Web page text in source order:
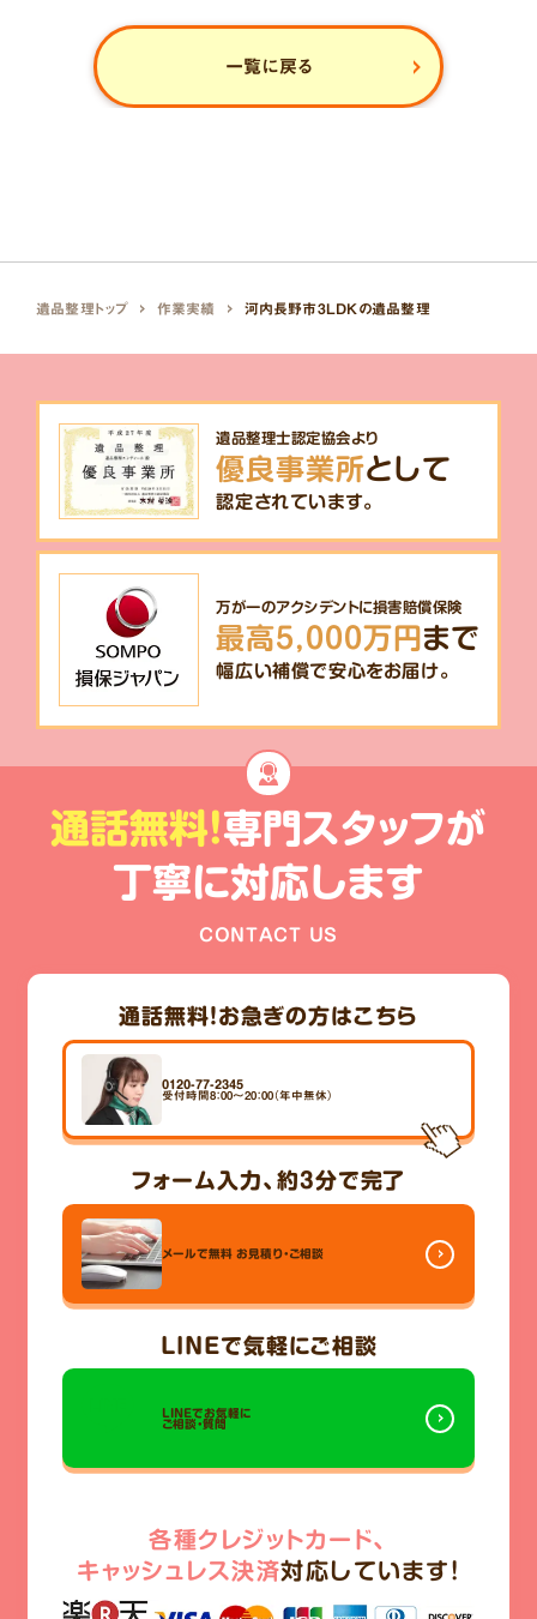
一覧に戻る
遺品整理トップ 作業実績 河内長野市3LDKの遺品整理
遺品整理士認定協会より
優良事業所として
認定されています。
万が一のアクシデントに損害賠償保険
最高5,000万円まで
幅広い補償で安心をお届け。
通話無料!専門スタッフが
丁寧に対応します
CONTACT US
通話無料！お急ぎの方はこちら
0120-77-2345
受付時間8：00～20：00（年中無休）
フォーム入力、 約3分で完了
メールで無料 お見積り・ご相談
LINEで気軽にご相談
LINEでお気軽に
ご相談・質問
各種クレジットカード、
キャッシュレス決済対応しています!